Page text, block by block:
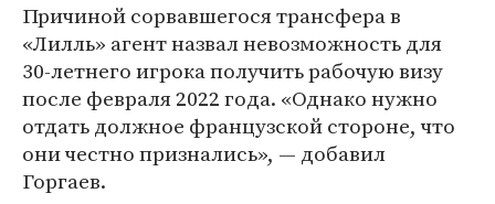
Причиной сорвавшегося трансфера в
«Лилль» агент назвал невозможность для
30-летнего игрока получить рабочую визу
после февраля 2022 года. «Однако нужно
отдать должное французской стороне, что
они честно признались», — добавил
Горгаев.